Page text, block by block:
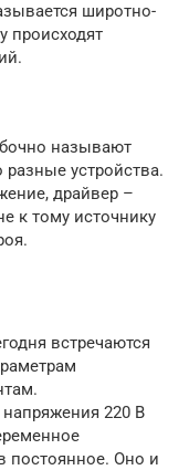
широтно-
происходят
называют
устройства.
драйвер –
к тому источнику
встречаются
220 В
постоянное. Оно и